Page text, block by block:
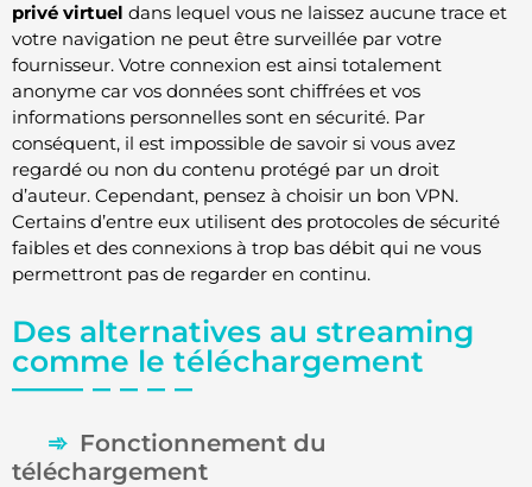
privé virtuel dans lequel vous ne laissez aucune trace et
votre navigation ne peut être surveillée par votre
fournisseur. Votre connexion est ainsi totalement
anonyme car vos données sont chiffrées et vos
informations personnelles sont en sécurité. Par
conséquent, il est impossible de savoir si vous avez
regardé ou non du contenu protégé par un droit
d’auteur. Cependant, pensez à choisir un bon VPN.
Certains d’entre eux utilisent des protocoles de sécurité
faibles et des connexions à trop bas débit qui ne vous
permettront pas de regarder en continu.
Des alternatives au streaming
comme le téléchargement
Fonctionnement du
téléchargement